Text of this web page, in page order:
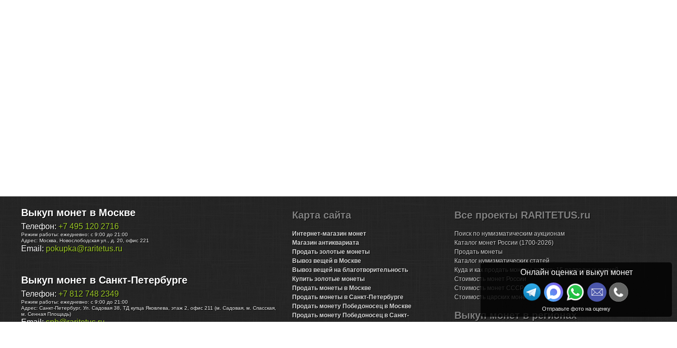
Выкуп монет в Москве
Телефон: +7 495 120 2716
Режим работы: ежедневно: с 9:00 до 21:00
Адрес: Москва Новослободская ул., д. 20, офис 221
Email: pokupka@raritetus.ru
Выкуп монет в Санкт-Петербурге
Телефон: +7 812 748 2349
Режим работы: ежедневно: с 9:00 до 21:00
Адрес: Санкт-Петербург, Ул. Садовая 38, ТД купца Яковлева, этаж 2, офис 211 (м. Садовая, м. Спасская,
м. Сенная Площадь)
Email:spb@raritetus.ru
Карта сайта
Интернет-магазин монет
Магазин антиквариата
Продать золотые монеты
Вывоз вещей в Москве
Вывоз вещей на благотворительность
Купить золотые монеты
Продать монеты в Москве
Продать монеты в Санкт-Петербурге
Продать монету Победоносец в Москве
Продать монету Победоносец в Санкт-
Все проекты RARITETUS.ru
Поиск по нумизматическим аукционам
Каталог монет России (1700-2026)
Продать монеты
Каталог нумизматических статей
Куда и как продать монеты дорого: 15 подводных камней
Стоимость монет России
Стоимость монет СССР
Стоимость царских монет
Выкуп монет в регионах
Онлайн оценка и выкуп монет